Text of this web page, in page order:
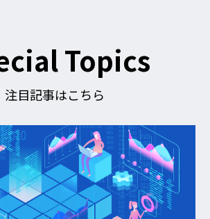
す
るTopics
注目記事はこちら